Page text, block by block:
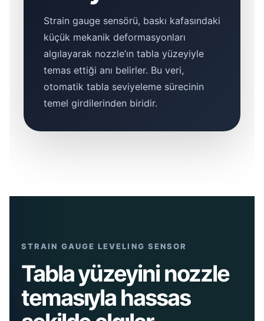
Strain gauge sensörü, baskı kafasındaki
küçük mekanik deformasyonları
algılayarak nozzle’ın tabla yüzeyiyle
temas ettiği anı belirler. Bu veri,
otomatik tabla seviyeleme sürecinin
temel girdilerinden biridir.
STRAIN GAUGE LEVELING SENSOR
Tabla yüzeyini nozzle
temasıyla hassas